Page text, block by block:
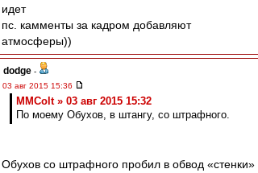
идет
пс. камменты за кадром добавляют
атмосферы))
dodge -
03 авг 2015 15:36
MMColt » 03 авг 2015 15:32
По моему Обухов, в штангу, со штрафного.
Обухов со штрафного пробил в обвод «стенки»